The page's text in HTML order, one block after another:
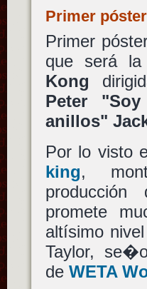
Primer
Primer
que será
Kong
Peter
anillos"
Por lo visto
king,
promete
altísimo
Taylor,
de WETA